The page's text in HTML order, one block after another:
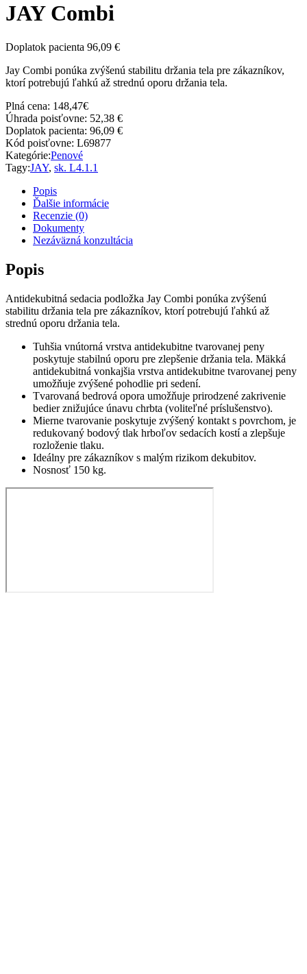
JAY Combi
Doplatok pacienta 96,09 €
Jay Combi ponúka zvýšenú stabilitu držania tela pre zákazníkov,
ktorí potrebujú ľahkú až strednú oporu držania tela.
Plná cena: 148,47€
Úhrada poisťovne: 52,38 €
Doplatok pacienta: 96,09 €
Kód poisťovne: L69877
Kategórie:Penové
Tagy:JAY, sk. L4.1.1
Popis
Ďalšie informácie
Recenzie (0)
Dokumenty
Nezáväzná konzultácia
Popis
Antidekubitná sedacia podložka Jay Combi ponúka zvýšenú
stabilitu držania tela pre zákazníkov, ktorí potrebujú ľahkú až
strednú oporu držania tela.
Tuhšia vnútorná vrstva antidekubitne tvarovanej peny
poskytuje stabilnú oporu pre zlepšenie držania tela. Mäkká
antidekubitná vonkajšia vrstva antidekubitne tvarovanej peny
umožňuje zvýšené pohodlie pri sedení.
Tvarovaná bedrová opora umožňuje prirodzené zakrivenie
bedier znižujúce únavu chrbta (voliteľné príslušenstvo).
Mierne tvarovanie poskytuje zvýšený kontakt s povrchom, je
redukovaný bodový tlak hrboľov sedacích kostí a zlepšuje
rozloženie tlaku.
Ideálny pre zákazníkov s malým rizikom dekubitov.
Nosnosť 150 kg.